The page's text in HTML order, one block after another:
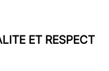
ET RESPECT